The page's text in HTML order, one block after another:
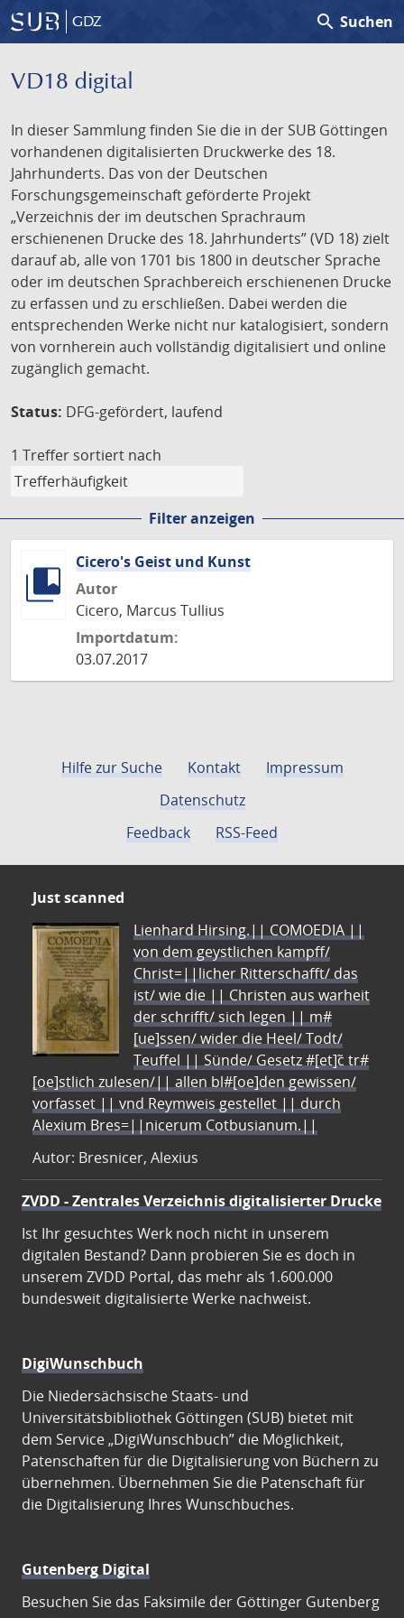
GDZ search Suchen
VD18 digital
In dieser Sammlung finden Sie die in der SUB Göttingen
vorhandenen digitalisierten Druckwerke des 18.
Jahrhunderts. Das von der Deutschen
Forschungsgemeinschaft geförderte Projekt
„Verzeichnis der im deutschen Sprachraum
erschienenen Drucke des 18. Jahrhunderts” (VD 18) zielt
darauf ab, alle von 1701 bis 1800 in deutscher Sprache
oder im deutschen Sprachbereich erschienenen Drucke
zu erfassen und zu erschließen. Dabei werden die
entsprechenden Werke nicht nur katalogisiert, sondern
von vornherein auch vollständig digitalisiert und online
zugänglich gemacht.
Status: DFG-gefördert, laufend
1 Treffer sortiert nach
Filter anzeigen
Cicero's Geist und Kunst
Autor
Cicero, Marcus Tullius
Importdatum:
03.07.2017
Hilfe zur Suche Kontakt
Impressum
Datenschutz
Feedback
RSS-Feed
Just scanned
Lienhard Hirsing.|| COMOEDIA ||
von dem geystlichen kampff/
Christ=||licher Ritterschafft/ das
ist/ wie die || Christen aus warheit
der schrifft/ sich legen || m#
[ue]ssen/ wider die Heel/ Todt/
Teuffel || Sünde/ Gesetz #[et]c̃ tr#
[oe]stlich zulesen/|| allen bl#[oe]den gewissen/
vorfasset || vnd Reymweis gestellet || durch
Alexium Bres=||nicerum Cotbusianum.||
Autor: Bresnicer, Alexius
ZVDD - Zentrales Verzeichnis digitalisierter Drucke
Ist Ihr gesuchtes Werk noch nicht in unserem
digitalen Bestand? Dann probieren Sie es doch in
unserem ZVDD Portal, das mehr als 1.600.000
bundesweit digitalisierte Werke nachweist.
DigiWunschbuch
Die Niedersächsische Staats- und
Universitätsbibliothek Göttingen (SUB) bietet mit
dem Service „DigiWunschbuch” die Möglichkeit,
Patenschaften für die Digitalisierung von Büchern zu
übernehmen. Übernehmen Sie die Patenschaft für
die Digitalisierung Ihres Wunschbuches.
Gutenberg Digital
Besuchen Sie das Faksimile der Göttinger Gutenberg